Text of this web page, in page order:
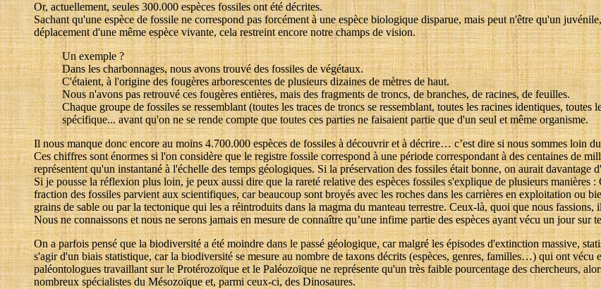
Or, actuellement, seules 300.000 espèces fossiles ont été décrites.
Sachant qu'une espèce de fossile ne correspond pas forcément à une espèce biologique disparue, mais peut n'être qu'un
déplacement d'une même espèce vivante, cela restreint encore notre champs de vision.
Un exemple ?
Dans les charbonnages, nous avons trouvé des fossiles de végétaux.
C'étaient, à l'origine des fougères arborescentes de plusieurs dizaines de mètres de haut.
Nous n'avons pas retrouvé ces fougères entières, mais des fragments de troncs, de branches, de racines, de feuilles.
Chaque groupe de fossiles se ressemblant (toutes les traces de troncs se ressemblant, toutes les racines identiques,
spécifique... avant qu'on ne se rende compte que toutes ces parties ne faisaient partie que d'un seul et même organisme.
Il nous manque donc encore au moins 4.700.000 espèces de fossiles à découvrir et à décrire… c’est dire si nous sommes loin
Ces chiffres sont énormes si l'on considère que le registre fossile correspond à une période correspondant à des centaines de
représentent qu'un instantané à l'échelle des temps géologiques. Si la préservation des fossiles était bonne, on aurait davantage
Si je pousse la réflexion plus loin, je peux aussi dire que la rareté relative des espèces fossiles s'explique de plusieurs
fraction des fossiles parvient aux scientifiques, car beaucoup sont broyés avec les roches dans les carrières en exploitation ou
grains de sable ou par la tectonique qui les a réintroduits dans la magma du manteau terrestre. Ceux-là, quoi que nous fassions,
Nous ne connaissons et nous ne serons jamais en mesure de connaître qu’une infime partie des espèces ayant vécu un jour sur
On a parfois pensé que la biodiversité a été moindre dans le passé géologique, car malgré les épisodes d'extinction massive,
s'agir d'un biais statistique, car la biodiversité se mesure au nombre de taxons décrits (espèces, genres, familles…) qui ont
paléontologues travaillant sur le Protérozoïque et le Paléozoïque ne représente qu'un très faible pourcentage des chercheurs,
nombreux spécialistes du Mésozoïque et, parmi ceux-ci, des Dinosaures.